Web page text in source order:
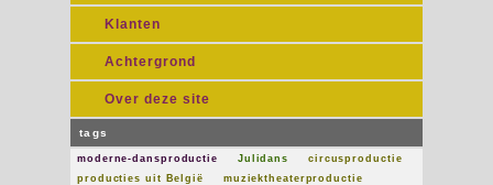
Klanten
Achtergrond
Over deze site
tags
moderne-dansproductie Julidans
circusproductie
producties uit België
muziektheaterproductie